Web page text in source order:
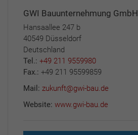
GWI Bauunternehmung GmbH
Hansaallee 247 b
40549 Düsseldorf
Deutschland
Tel.: +49 211 9559980
Fax.: +49 211 95599859
Mail: zukunft@gwi-bau.de
Website: www.gwi-bau.de